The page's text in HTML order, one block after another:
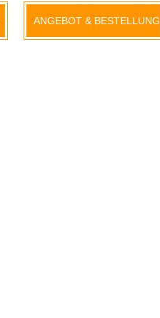
ANGEBOT & BESTELLUNG